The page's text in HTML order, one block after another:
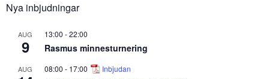
Nya inbjudningar
AUG
9
13:00 -22:00
Rasmus minnesturnering
AUG 08:00 - 17:00 Inbjudan